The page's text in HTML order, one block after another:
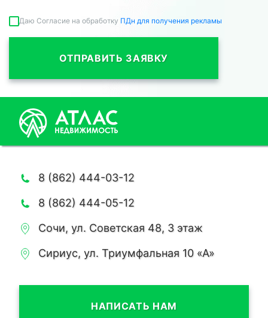
Даю Согласие на обработку ПДн для получения рекламы
ОТПРАВИТЬ ЗАЯВКУ
8 (862) 444-03-12
8 (862) 444-05-12
Сочи, ул. Советская 48, 3 этаж
Сириус, ул. Триумфальная 10 «А»
НАПИСАТЬ НАМ